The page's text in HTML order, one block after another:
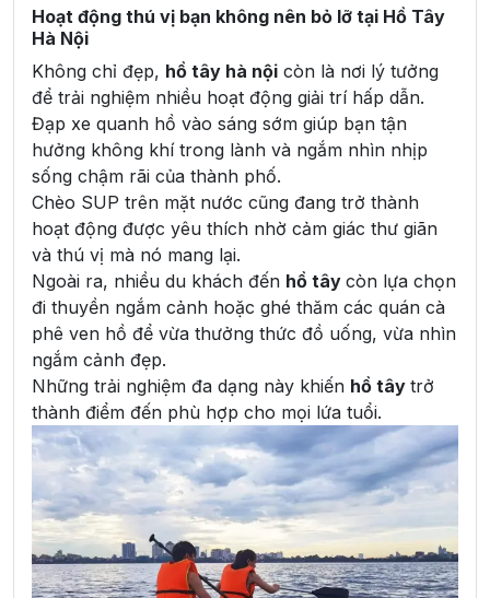
Hoạt động thú vị bạn không nên bỏ lỡ tại Hồ Tây
Hà Nội
Không chỉ đẹp, hồ tây hà nội còn là nơi lý tưởng
để trải nghiệm nhiều hoạt động giải trí hấp dẫn.
Đạp xe quanh hồ vào sáng sớm giúp bạn tận
hưởng không khí trong lành và ngắm nhìn nhịp
sống chậm rãi của thành phố.
Chèo SUP trên mặt nước cũng đang trở thành
hoạt động được yêu thích nhờ cảm giác thư giãn
và thú vị mà nó mang lại.
Ngoài ra, nhiều du khách đến hồ tây còn lựa chọn
đi thuyền ngắm cảnh hoặc ghé thăm các quán cà
phê ven hồ để vừa thưởng thức đồ uống, vừa nhìn
ngắm cảnh đẹp.
Những trải nghiệm đa dạng này khiến hồ tây trở
thành điểm đến phù hợp cho mọi lứa tuổi.